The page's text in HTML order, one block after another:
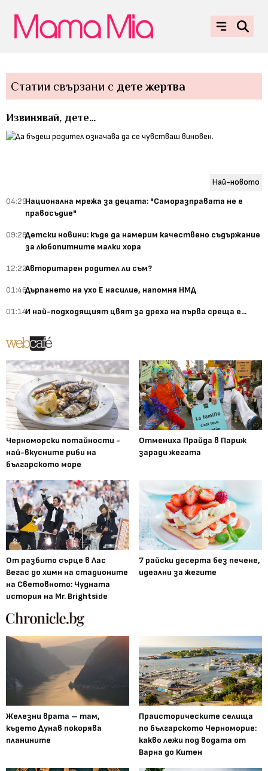
Статии свързани с дете жертва
Извинявай, дете…
Най-новото
04:29Национална мрежа за децата: "Саморазправата не е
правосъдие"
09:28Детски новини: къде да намерим качествено съдържание
за любопитните малки хора
12:22Авторитарен родител ли съм?
01:46Дърпането на ухо Е насилие, напомня НМД
01:14И най-подходящият цвят за дреха на първа среща е...
Черноморски потайности -
най-вкусните риби на
българското море
Отмениха Прайда в Париж
заради жегата
От разбито сърце в Лас
Вегас до химн на стадионите
на Световното: Чудната
история на Mr. Brightside
7 райски десерта без печене,
идеални за жегите
Железни врата – там,
където Дунав покорява
планините
Праисторическите селища
по българското Черноморие:
какво лежи под водата от
Варна до Китен